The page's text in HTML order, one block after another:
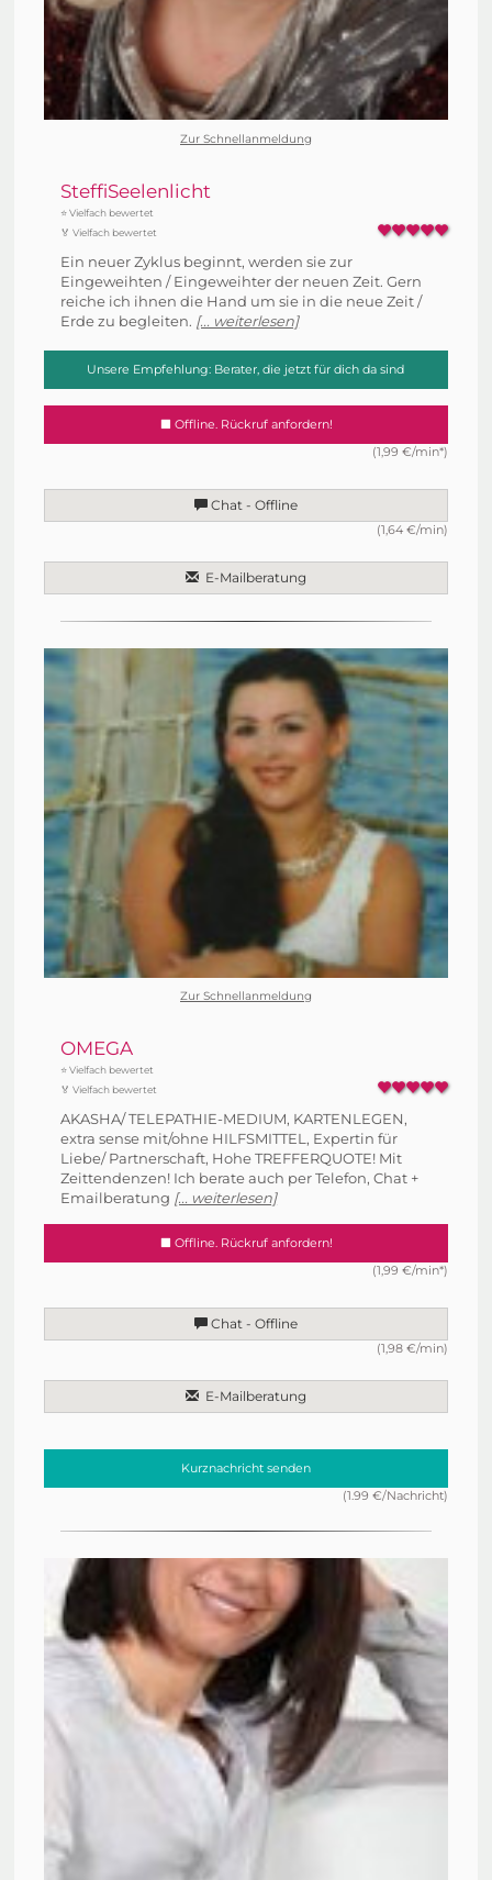
Zur Schnellanmeldung
SteffiSeelenlicht
⭐ Vielfach bewertet
🏅 Vielfach bewertet
Ein neuer Zyklus beginnt, werden sie zur
Eingeweihten / Eingeweihter der neuen Zeit. Gern
reiche ich ihnen die Hand um sie in die neue Zeit /
Erde zu begleiten. [... weiterlesen]
Unsere Empfehlung: Berater, die jetzt für dich da sind
Offline. Rückruf anfordern!
(1,99 €/min*)
Chat - Offline
(1,64 €/min)
E-Mailberatung
Zur Schnellanmeldung
OMEGA
⭐ Vielfach bewertet
🏅 Vielfach bewertet
AKASHA/ TELEPATHIE-MEDIUM, KARTENLEGEN,
extra sense mit/ohne HILFSMITTEL, Expertin für
Liebe/ Partnerschaft, Hohe TREFFERQUOTE! Mit
Zeittendenzen! Ich berate auch per Telefon, Chat +
Emailberatung [... weiterlesen]
Offline. Rückruf anfordern!
(1,99 €/min*)
Chat - Offline
(1,98 €/min)
E-Mailberatung
Kurznachricht senden
(1.99 €/Nachricht)